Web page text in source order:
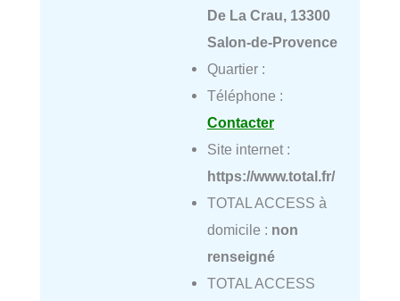
De La Crau, 13300
Salon-de-Provence
Quartier :
Téléphone :
Contacter
Site internet :
https://www.total.fr/
TOTAL ACCESS à
domicile : non
renseigné
TOTAL ACCESS